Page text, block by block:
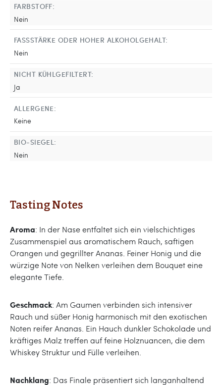
FARBSTOFF:
Nein
FASSSTÄRKE ODER HOHER ALKOHOLGEHALT:
Nein
NICHT KÜHLGEFILTERT:
Ja
ALLERGENE:
Keine
BIO-SIEGEL:
Nein
Tasting Notes
Aroma: In der Nase entfaltet sich ein vielschichtiges
Zusammenspiel aus aromatischem Rauch, saftigen
Orangen und gegrillter Ananas. Feiner Honig und die
würzige Note von Nelken verleihen dem Bouquet eine
elegante Tiefe.
Geschmack: Am Gaumen verbinden sich intensiver
Rauch und süßer Honig harmonisch mit den exotischen
Noten reifer Ananas. Ein Hauch dunkler Schokolade und
kräftiges Malz treffen auf feine Holznuancen, die dem
Whiskey Struktur und Fülle verleihen.
Nachklang: Das Finale präsentiert sich langanhaltend